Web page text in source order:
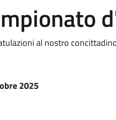
al nostro
2025